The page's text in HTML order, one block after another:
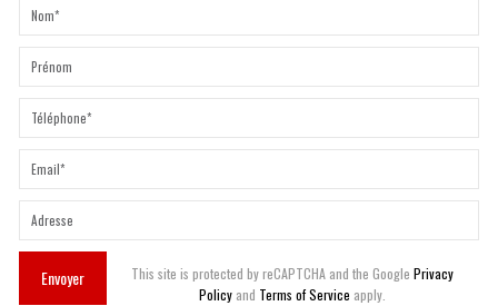
Envoyer This site is protected by reCAPTCHA and the GooglePrivacy
Policy and Terms of Service apply.